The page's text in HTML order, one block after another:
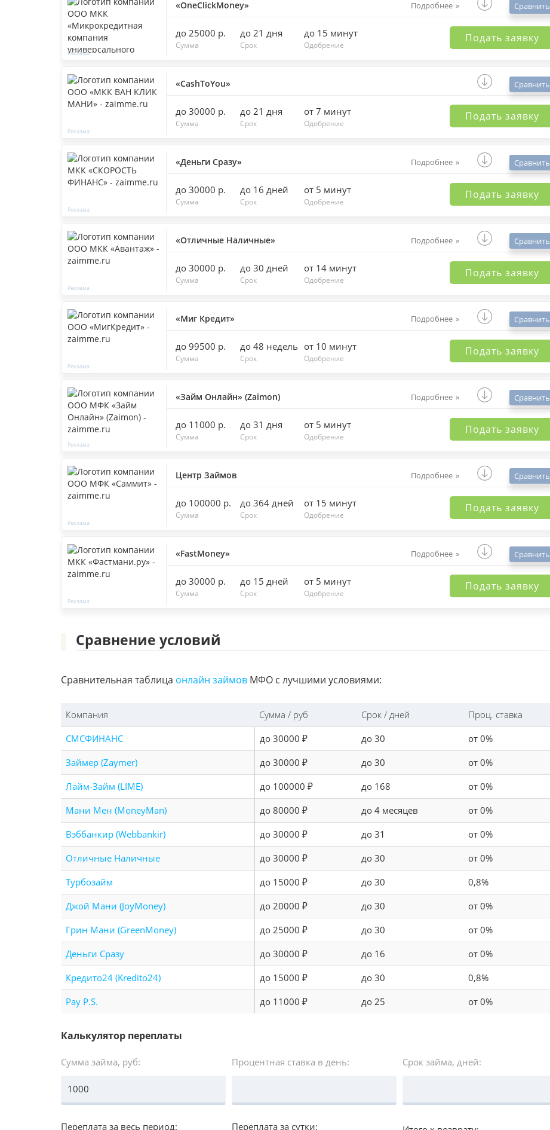
«OneClickMoney» Подробнее Сравнить
до 25000 р.
Сумма
до 21 дня
Срок
до 15 минут
Одобрение
Подать заявку
«CashToYou» Сравнить
до 30000 р.
Сумма
до 21 дня
Срок
от 7 минут
Одобрение
Подать заявку
«Деньги Сразу» Подробнее Сравнить
до 30000 р.
Сумма
до 16 дней
Срок
от 5 минут
Одобрение
Подать заявку
«Отличные Наличные» Подробнее Сравнить
до 30000 р.
Сумма
до 30 дней
Срок
от 14 минут
Одобрение
Подать заявку
«Миг Кредит» Подробнее Сравнить
до 99500 р.
Сумма
до 48 недель
Срок
от 10 минут
Одобрение
Подать заявку
«Займ Онлайн» (Zaimon) Подробнее Сравнить
до 11000 р.
Сумма
до 31 дня
Срок
от 5 минут
Одобрение
Подать заявку
Центр Займов Подробнее Сравнить
до 100000 р.
Сумма
до 364 дней
Срок
от 15 минут
Одобрение
Подать заявку
«FastMoney» Подробнее Сравнить
до 30000 р.
Сумма
до 15 дней
Срок
от 5 минут
Одобрение
Подать заявку
Сравнение условий
Сравнительная таблица онлайн займов МФО с лучшими условиями:
Компания Сумма / руб Срок / дней
Проц. ставка
СМСФИНАНС
до 30000 ₽ до 30
от 0%
Займер (Zaymer)
до 30000 ₽ до 30
от 0%
Лайм-Займ (LIME)
до 100000 ₽ до 168
от 0%
Мани Мен (MoneyMan)
до 80000 ₽ до 4 месяцев
от 0%
Вэббанкир (Webbankir)
до 30000 ₽ до 31
от 0%
Отличные Наличные
до 30000 ₽ до 30
от 0%
Турбозайм
до 15000 ₽ до 30
0,8%
Джой Мани (JoyMoney)
до 20000 ₽ до 30
от 0%
Грин Мани (GreenMoney)
до 25000 ₽ до 30
от 0%
Деньги Сразу
до 30000 ₽ до 16
от 0%
Кредито24 (Kredito24)
до 15000 ₽ до 30
0,8%
Pay P.S.
до 11000 ₽ до 25 от 0%
Калькулятор переплаты
Сумма займа, руб: Процентная ставка в день: Срок займа, дней:
Переплата за весь период: Переплата за сутки: